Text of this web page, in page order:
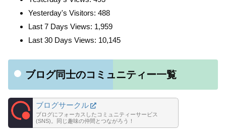
Yesterday's Visitors: 488
Last 7 Days Views: 1,959
Last 30 Days Views: 10,145
ブログ同士のコミュニティー一覧
ブログサークル
ブログにフォーカスしたコミュニティーサービス
(SNS)。同じ趣味の仲間とつながろう！